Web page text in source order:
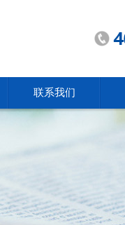
联系我们